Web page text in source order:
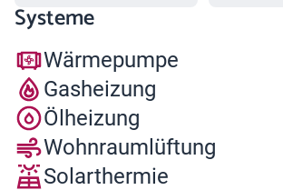
Systeme
Wärmepumpe
Gasheizung
Ölheizung
Wohnraumlüftung
Solarthermie